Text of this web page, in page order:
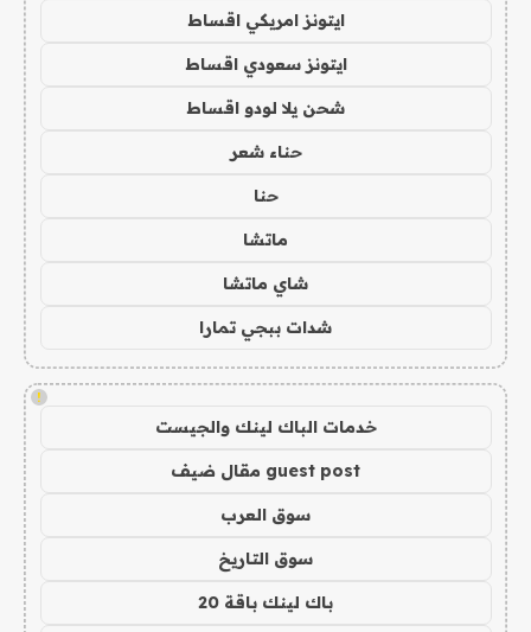
ايتونز امريكي اقساط
ايتونز سعودي اقساط
شحن يلا لودو اقساط
حناء شعر
حنا
ماتشا
شاي ماتشا
شدات ببجي تمارا
!
خدمات الباك لينك والجيست
guest post مقال ضيف
سوق العرب
سوق التاريخ
باك لينك باقة 20